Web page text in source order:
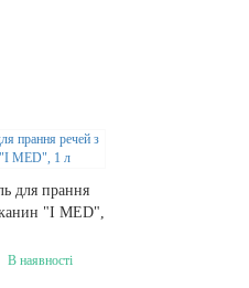
для прання
"I MED",
В наявності